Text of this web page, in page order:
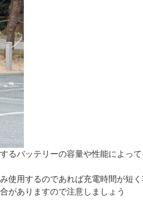
バッテリーの容量や性能によっ
用するのであれば充電時間が短
がありますので注意しましょう